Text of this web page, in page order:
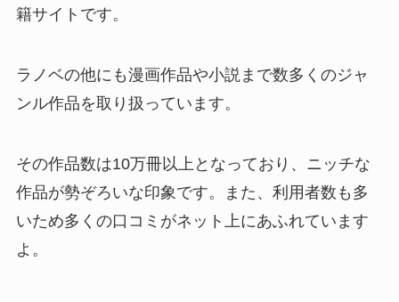
籍サイトです。
ラノベの他にも漫画作品や小説まで数多くのジャ
ンル作品を取り扱っています。
その作品数は10万冊以上となっており、ニッチな
作品が勢ぞろいな印象です。また、利用者数も多
いため多くの口コミがネット上にあふれています
よ。